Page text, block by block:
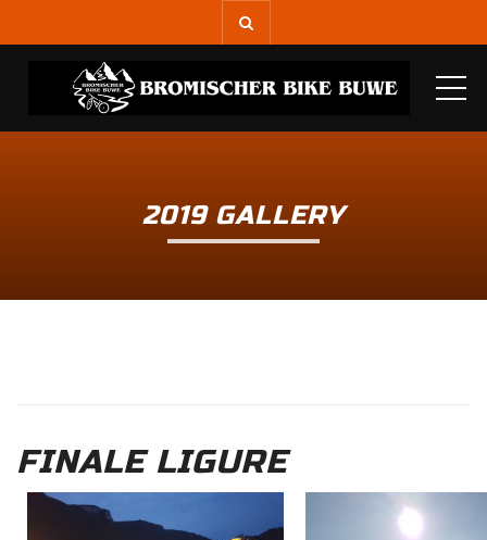
2019 GALLERY
FINALE LIGURE